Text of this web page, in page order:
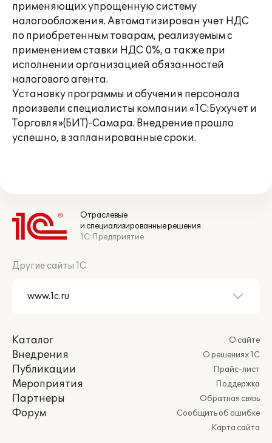
применяющих упрощенную систему
налогообложения. Автоматизирован учет НДС
по приобретенным товарам, реализуемым с
применением ставки НДС 0%, а также при
исполнении организацией обязанностей
налогового агента.
Установку программы и обучения персонала
произвели специалисты компании «1С:Бухучет и
Торговля»(БИТ)-Самара. Внедрение прошло
успешно, в запланированные сроки.
Отраслевые
и специализированные решения
1С:Предприятие
Другие сайты 1С
Каталог
Внедрения
Публикации
Мероприятия
Партнеры
Форум
О сайте
О решениях 1С
Прайс-лист
Поддержка
Обратная связь
Сообщить об ошибке
Карта сайта